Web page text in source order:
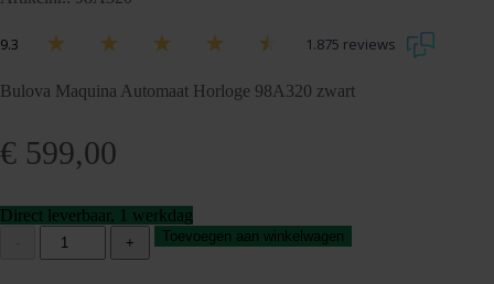
9.3 1.875 reviews
Bulova Maquina Automaat Horloge 98A320 zwart
€ 599,00
Direct leverbaar, 1 werkdag
Bulova
Maquina
+ Toevoegen aan winkelwagen